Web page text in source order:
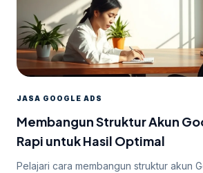
JASA GOOGLE ADS
Membangun Struktur Akun
Rapi untuk Hasil Optimal
Pelajari cara membangun struktur akun